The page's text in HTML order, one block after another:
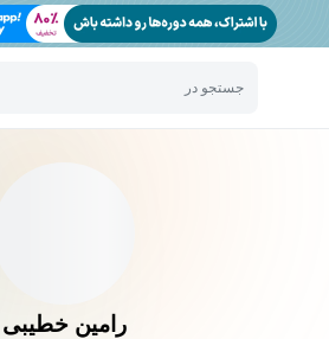
جستجو در
رامین خطیبی